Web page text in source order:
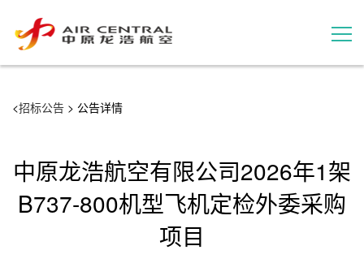
用户案例
<招标公告 > 公告详情
中原龙浩航空有限公司2026年1架
B737-800机型飞机定检外委采购
项目